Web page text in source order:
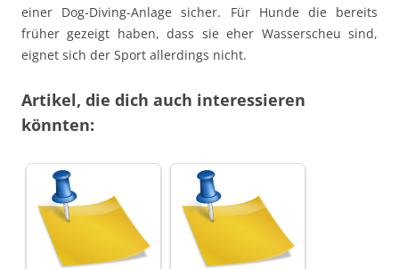
einer Dog-Diving-Anlage sicher. Für Hunde die bereits
früher gezeigt haben, dass sie eher Wasserscheu sind,
eignet sich der Sport allerdings nicht.
Artikel, die dich auch interessieren
könnten: